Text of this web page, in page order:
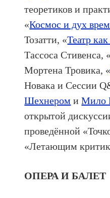
теоретиков и
«Космос и дух
Тозатти, «Театр
Тассоса Стивенса,
Мортена Тровика,
Новака и Сессии
Шехнером иМило
открытой
проведённой
«Летающим
ОПЕРА И БАЛЕТ